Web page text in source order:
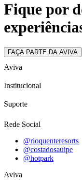
Fique por
FAÇA PARTE DA AVIVA
Aviva
Institucional
Suporte
Rede Social
@rioquenteresorts
@costadosauipe
@hotpark
Aviva